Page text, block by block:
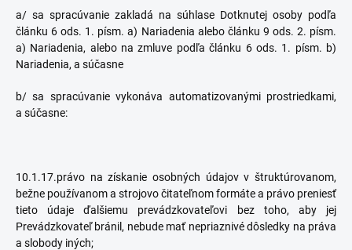
a/ sa spracúvanie zakladá na súhlase Dotknutej osoby podľa
článku 6 ods. 1. písm. a) Nariadenia alebo článku 9 ods. 2. písm.
a) Nariadenia, alebo na zmluve podľa článku 6 ods. 1. písm. b)
Nariadenia, a súčasne
b/ sa spracúvanie vykonáva automatizovanými prostriedkami,
a súčasne:
10.1.17.právo na získanie osobných údajov v štruktúrovanom,
bežne používanom a strojovo čitateľnom formáte a právo preniesť
tieto údaje ďalšiemu prevádzkovateľovi bez toho, aby jej
Prevádzkovateľ bránil, nebude mať nepriaznivé dôsledky na práva
a slobody iných;